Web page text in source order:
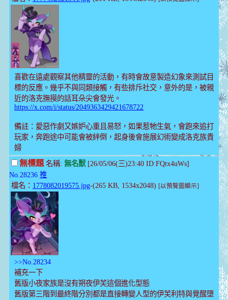
喜歡在遠處觀察其他精靈的活動，有時會故意製造幻象來測試目
標的反應。幾乎不與同類接觸，有些排斥社交，意外的是，被親
近的洛克撫摸的話耳朵尖會發光。
https://x.com/i/status/2049363429421678722
備註：愛惡作劇又嫉妒心重且易怒，如果惹牠生氣，會跑來追打
玩家，奔跑途中可能會被絆倒，起身後會施展幻術變成洛克族貴
婦
無標題名稱: 無名獸[26/05/06(三)23:40 ID:FQtx4uWs]
No.28236 推
檔名： 1778082019575.jpg-(265 KB, 1534x2048) [以預覽圖顯示]
>>No.28234
補充一下
舊版小夜家族是沒有朔夜伊芙這個進化型態
舊版第三階到最終階分別都是直接轉變人型的伊芙利特與覺醒墮